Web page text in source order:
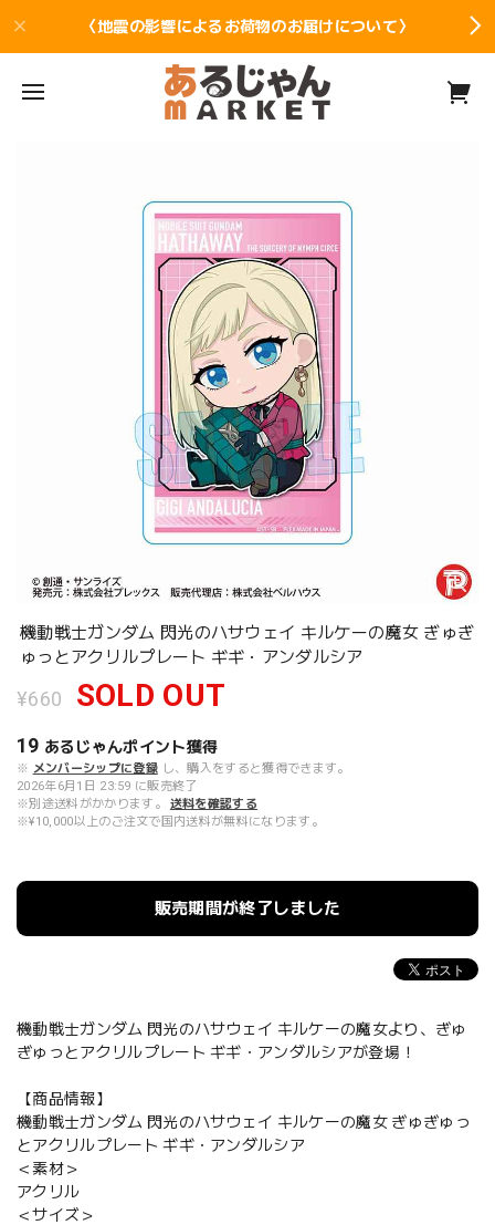
〈地震の影響によるお荷物のお届けについて〉
機動戦士ガンダム 閃光のハサウェイ キルケーの魔女 ぎゅぎ
ゅっとアクリルプレート ギギ・アンダルシア
¥660 SOLD OUT
19 あるじゃんポイント獲得
※ メンバーシップに登録 し、購入をすると獲得できます。
2026年6月1日 23:59 に販売終了
※別途送料がかかります。
送料を確認する
※¥10,000以上のご注文で国内送料が無料になります。
販売期間が終了しました
機動戦士ガンダム 閃光のハサウェイ キルケーの魔女より、ぎゅ
ぎゅっとアクリルプレート ギギ・アンダルシアが登場！
【商品情報】
機動戦士ガンダム 閃光のハサウェイ キルケーの魔女 ぎゅぎゅっ
とアクリルプレート ギギ・アンダルシア
＜素材＞
アクリル
＜サイズ＞